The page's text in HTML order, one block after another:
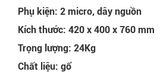
Phụ kiện: 2 micro, dây nguồn
Kích thước: 420 x 400 x 760 mm
Trọng lượng: 24Kg
Chất liệu: gổ